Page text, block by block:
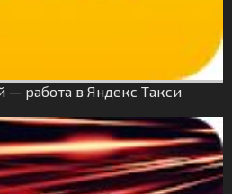
— работа в Яндекс Такси